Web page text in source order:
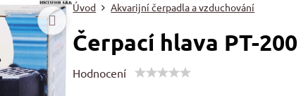
Úvod Akvarijní čerpadla a vzduchování
Čerpací hlava PT-200
Hodnocení